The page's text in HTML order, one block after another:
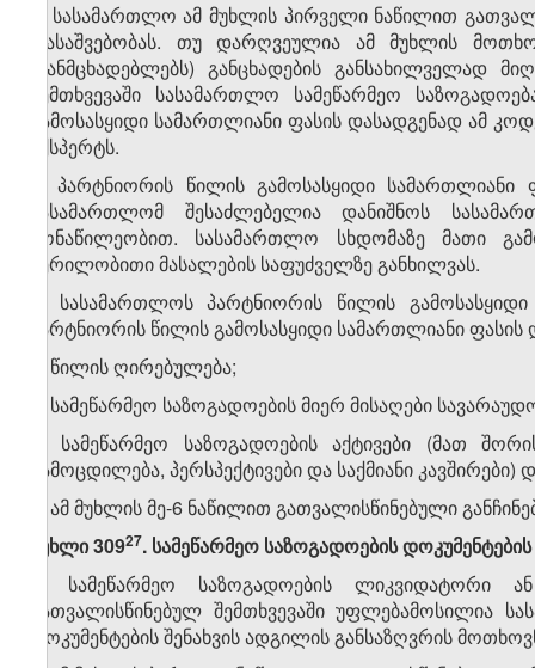
4. სასამართლო ამ მუხლის პირველი ნაწილით
დასაშვებობას. თუ დარღვეულია ამ მუხლის
(განმცხადებლებს) განცხადების განსახილველად
შემთხვევაში სასამართლო სამეწარმეო
გამოსასყიდი სამართლიანი ფასის დასადგენად ამ
ექსპერტს.
5. პარტნიორის წილის გამოსასყიდი სამართლიანი
სასამართლომ შესაძლებელია დანიშნოს
მონაწილეობით. სასამართლო სხდომაზე მათი
წერილობითი მასალების საფუძველზე განხილვას.
6. სასამართლოს პარტნიორის წილის
პარტნიორის წილის გამოსასყიდი სამართლიანი
ა) წილის ღირებულება;
ბ) სამეწარმეო საზოგადოების მიერ მისაღები
გ) სამეწარმეო საზოგადოების აქტივები (მათ
გამოცდილება, პერსპექტივები და საქმიანი კავშირები)
7. ამ მუხლის მე-6 ნაწილით გათვალისწინებული
მუხლი 309​27. სამეწარმეო საზოგადოების
1. სამეწარმეო საზოგადოების ლიკვიდატორი
გათვალისწინებულ შემთხვევაში უფლებამოსილია
დოკუმენტების შენახვის ადგილის განსაზღვრის